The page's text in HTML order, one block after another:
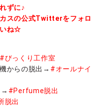
ずに♪
スの公式Twitterをフォロ
いね☆
#びっくり工作室
からの脱出→ #オールナイ
→ #Perfume脱出
脱出